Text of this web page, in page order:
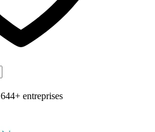
644+ entreprises